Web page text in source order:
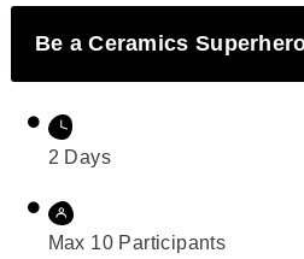
Be a Ceramics
2 Days
Max 10 Participants